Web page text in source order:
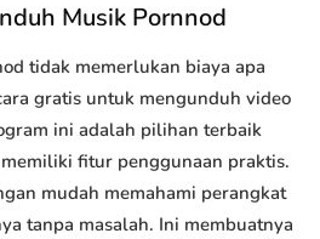
Musik Pornnod
tidak memerlukan biaya apa
gratis untuk mengunduh video
ini adalah pilihan terbaik
fitur penggunaan praktis.
mudah memahami perangkat
tanpa masalah. Ini membuatnya